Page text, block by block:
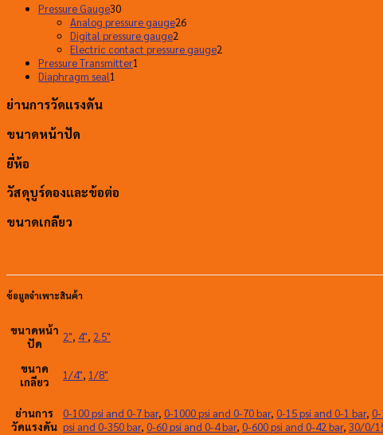
Pressure Gauge3030
สินค้า
Analog pressure gauge2626
Digital pressure gauge2
สินค้า
Electric contact pressure gauge2
Pressure Transmitter1
Diaphragm seal1
ย่านการวัดแรงดัน
ขนาดหน้าปัด
ยี่ห้อ
วัสดุบูร์ดองและข้อต่อ
ขนาดเกลียว
ข้อมูลจำเพาะสินค้า
ขนาดหน้า
ปัด
2", 4", 2.5"
ขนาด
เกลียว
1/4", 1/8"
ย่านการ
วัดแรงดัน
0-100 psi and 0-7 bar, 0-1000 psi and 0-70 bar, 0-15 psi and 0-1 bar, 0-
psi and 0-350 bar, 0-60 psi and 0-4 bar, 0-600 psi and 0-42 bar, 30/0/